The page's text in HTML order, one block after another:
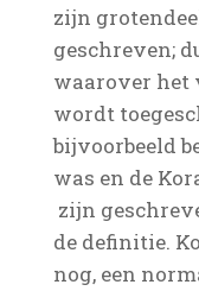
zijn
geschreven;
waarover het
wordt
bijvoorbeeld
was en de
zijn
de definitie.
nog, een